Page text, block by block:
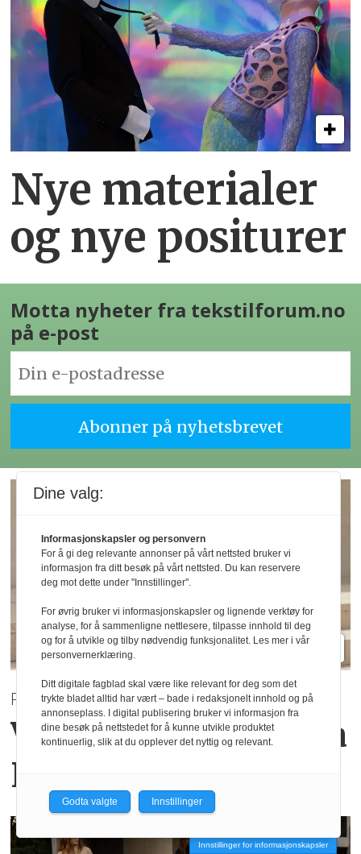
Nye materialer
og nye positurer
Motta nyheter fra tekstilforum.no
på e-post
PRE AUTUMN 2026
Varme høsttoner
fra
Haust Collection
Innstillinger for informasjonskapsler
Dine valg:
Informasjonskapsler og personvern
For å gi deg relevante annonser på vårt nettsted bruker vi
informasjon fra ditt besøk på vårt nettsted. Du kan reservere
deg mot dette under "Innstillinger".
For øvrig bruker vi informasjonskapsler og lignende verktøy for
analyse, for å sammenligne nettlesere, tilpasse innhold til deg
og for å utvikle og tilby nødvendig funksjonalitet. Les mer i vår
personvernerklæring.
Ditt digitale fagblad skal være like relevant for deg som det
trykte bladet alltid har vært – bade i redaksjonelt innhold og på
annonseplass. I digital publisering bruker vi informasjon fra
dine besøk på nettstedet for å kunne utvikle produktet
kontinuerlig, slik at du opplever det nyttig og relevant.
Godta valgte Innstillinger